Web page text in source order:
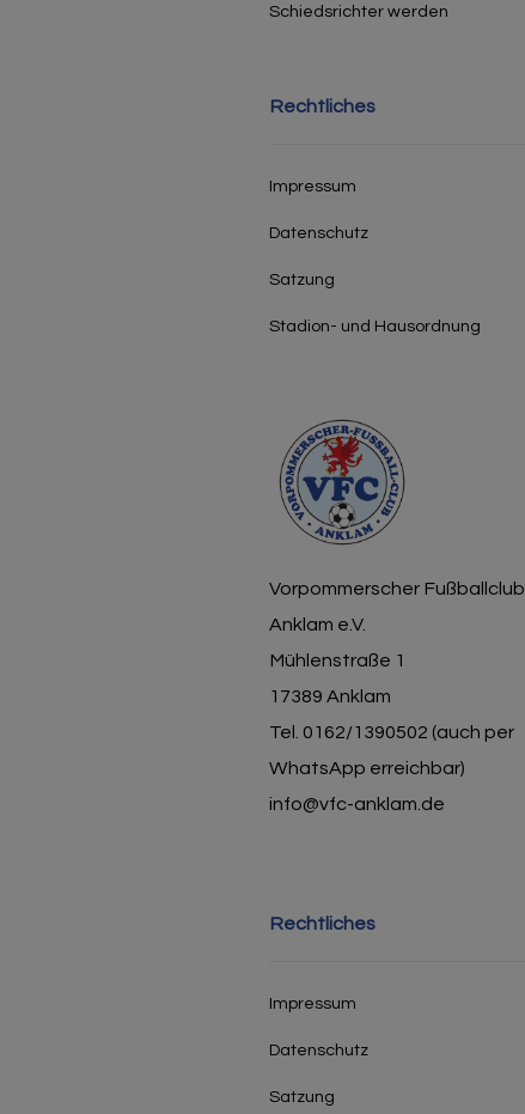
Schiedsrichter werden
Rechtliches
Impressum
Datenschutz
Satzung
Stadion- und Hausordnung
Vorpommerscher Fußballclub
Anklam e.V.
Mühlenstraße 1
17389 Anklam
Tel. 0162/1390502 (auch per
WhatsApp erreichbar)
info@vfc-anklam.de
Rechtliches
Impressum
Datenschutz
Satzung